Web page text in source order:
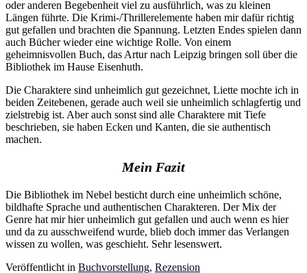
oder anderen Begebenheit viel zu ausführlich, was zu kleinen
Längen führte. Die Krimi-/Thrillerelemente haben mir dafür richtig
gut gefallen und brachten die Spannung. Letzten Endes spielen dann
auch Bücher wieder eine wichtige Rolle. Von einem
geheimnisvollen Buch, das Artur nach Leipzig bringen soll über die
Bibliothek im Hause Eisenhuth.
Die Charaktere sind unheimlich gut gezeichnet, Liette mochte ich in
beiden Zeitebenen, gerade auch weil sie unheimlich schlagfertig und
zielstrebig ist. Aber auch sonst sind alle Charaktere mit Tiefe
beschrieben, sie haben Ecken und Kanten, die sie authentisch
machen.
Mein Fazit
Die Bibliothek im Nebel besticht durch eine unheimlich schöne,
bildhafte Sprache und authentischen Charakteren. Der Mix der
Genre hat mir hier unheimlich gut gefallen und auch wenn es hier
und da zu ausschweifend wurde, blieb doch immer das Verlangen
wissen zu wollen, was geschieht. Sehr lesenswert.
Veröffentlicht in Buchvorstellung, Rezension